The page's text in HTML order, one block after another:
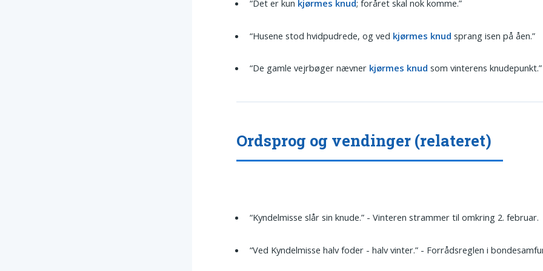
“Det er kun kjørmes knud; foråret skal nok komme.”
“Husene stod hvidpudrede, og ved kjørmes knud sprang isen på åen.”
“De gamle vejrbøger nævner kjørmes knud som vinterens knudepunkt.”
Ordsprog og vendinger (relateret)
“Kyndelmisse slår sin knude.” - Vinteren strammer til omkring 2. februar.
“Ved Kyndelmisse halv foder - halv vinter.” - Forrådsreglen i